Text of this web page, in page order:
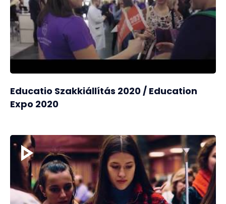
Educatio Szakkiállítás 2020 / Education
Expo 2020